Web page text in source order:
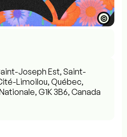
©
Joseph Est, Saint-
Limoilou, Québec,
G1K 3B6, Canada